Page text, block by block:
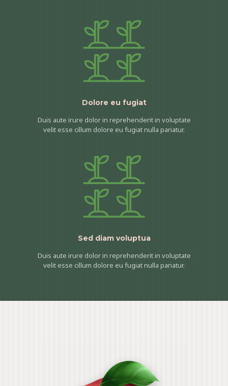
Dolore eu fugiat
Duis aute irure dolor in reprehenderit in voluptate
velit esse cillum dolore eu fugiat nulla pariatur.
Sed diam voluptua
Duis aute irure dolor in reprehenderit in voluptate
velit esse cillum dolore eu fugiat nulla pariatur.